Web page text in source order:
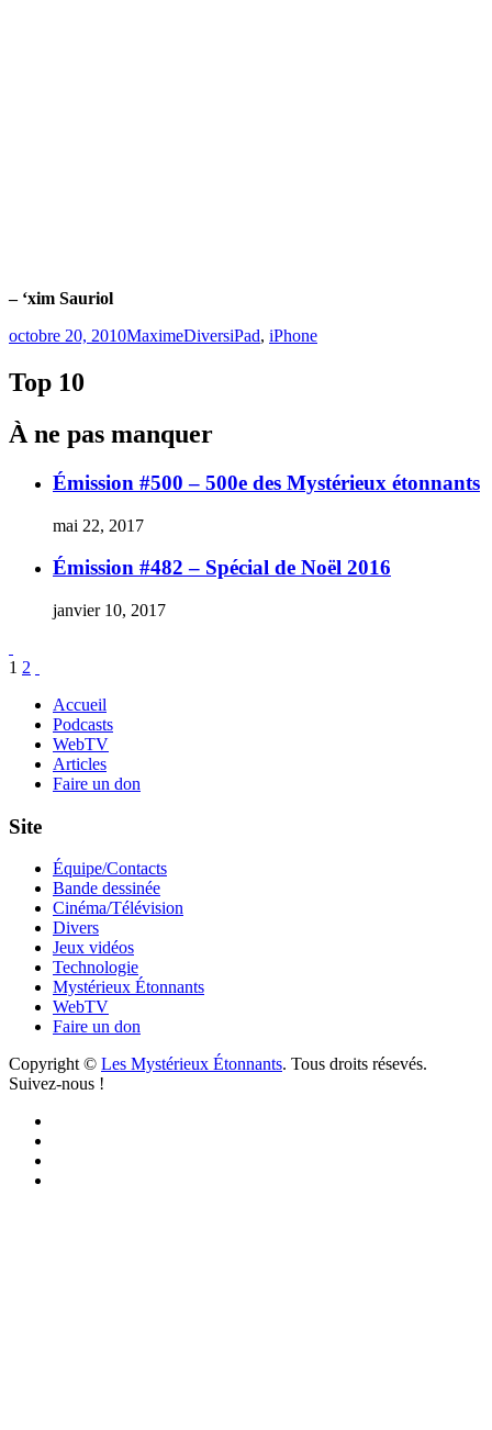
– ‘xim Sauriol
Publié
octobre 20, 2010MaximeCatégories
DiversÉtiquettes
iPad, iPhone
Top 10
À ne pas manquer
Émission #500 – 500e des Mystérieux étonnants
mai 22, 2017
Émission #482 – Spécial de Noël 2016
janvier 10, 2017
Pagination
des
publications
Page
1 Page
2
Accueil
Podcasts
WebTV
Articles
Faire un don
Site
Équipe/Contacts
Bande dessinée
Cinéma/Télévision
Divers
Jeux vidéos
Technologie
Mystérieux Étonnants
WebTV
Faire un don
Copyright © Les Mystérieux Étonnants. Tous droits résevés.
Suivez-nous !